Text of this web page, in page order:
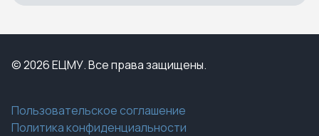
© 2026 ЕЦМУ. Все права защищены.
Пользовательское соглашение
Политика конфиденциальности